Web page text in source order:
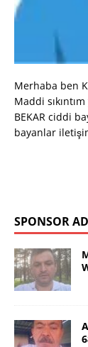
Merhaba ben
Maddi
BEKAR ciddi
bayanlar
SPONSOR